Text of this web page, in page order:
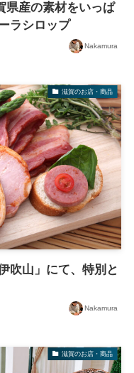
県産の素材をいっぱ
ラシロップ
Nakamura
滋賀のお店・商品
吹山」にて、特別と
Nakamura
滋賀のお店・商品